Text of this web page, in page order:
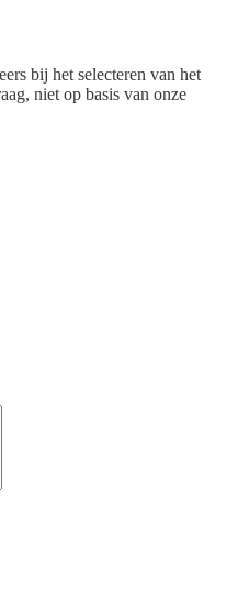
bij het selecteren van het
niet op basis van onze